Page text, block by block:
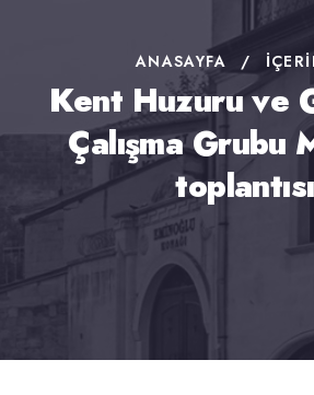
ANASAYFA /
Kent Huzuru ve
Çalışma Grubu
toplantısı